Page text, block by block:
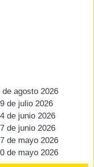
agosto 2026
de julio 2026
de junio 2026
de junio 2026
de mayo 2026
de mayo 2026